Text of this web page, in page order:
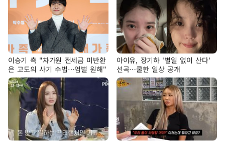
이승기 측 "차가원 전세금 미반환
은 고도의 사기 수법…엄벌 원해"
아이유, 장기하 '별일 없이 산다'
선곡…쿨한 일상 공개